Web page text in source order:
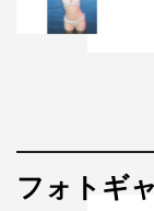
フォトギ